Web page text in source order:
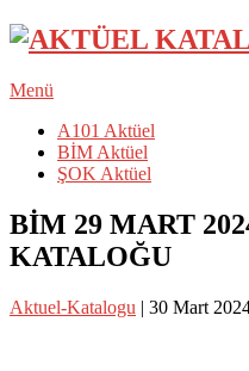
Menü
A101 Aktüel
BİM Aktüel
ŞOK Aktüel
BİM 29 MART
KATALOĞU
Aktuel-Katalogu | 30 Mart